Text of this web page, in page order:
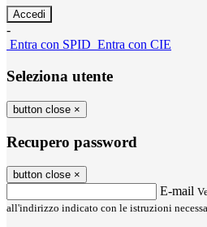
-
Entra con SPID Entra con CIE
Seleziona utente
button close ×
Recupero password
button close ×
E-mail
all'indirizzo indicato con le istruzioni